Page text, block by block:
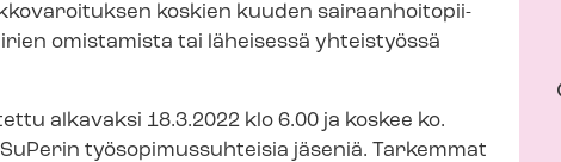
koskien kuuden sai­raan­hoi­to­pii­
omistamista tai läheisessä yhteistyössä
alkavaksi 18.3.2022 klo 6.00 ja koskee ko.
työ­so­pi­mus­suh­tei­sia jäseniä. Tarkemmat